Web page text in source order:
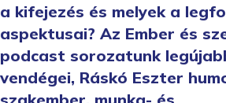
a kifejezés és melyek a
aspektusai? Az Ember és
podcast sorozatunk
vendégei, Ráskó Eszter